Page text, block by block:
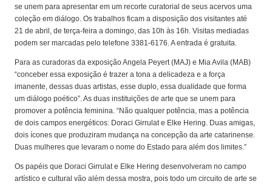
se unem para apresentar em um recorte curatorial de seus acervos uma
coleção em diálogo. Os trabalhos ficam a disposição dos visitantes até
21 de abril, de terça-feira a domingo, das 10h às 16h. Visitas mediadas
podem ser marcadas pelo telefone 3381-6176. A entrada é gratuita.
Para as curadoras da exposição Angela Peyert (MAJ) e Mia Avila (MAB)
“conceber essa exposição é trazer a tona a delicadeza e a força
imanente, dessas duas artistas, esse duplo, essa dualidade que forma
um diálogo poético”. As duas instituições de arte que se unem para
promover a potência feminina. “Não qualquer potência, mas a potência
de dois campos energéticos: Doraci Girrulat e Elke Hering. Duas amigas,
dois ícones que produziram mudança na concepção da arte catarinense.
Duas mulheres que levaram o nome do Estado para além dos limites.”
Os papéis que Doraci Girrulat e Elke Hering desenvolveram no campo
artístico e cultural vão além dessa mostra, pois todo um circuito de arte se